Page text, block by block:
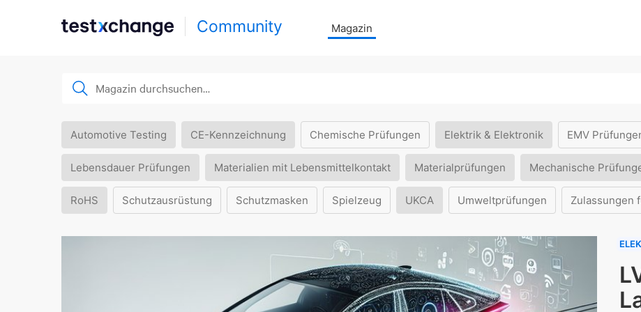
Community Magazin
Automotive Testing CE-Kennzeichnung Chemische Prüfungen Elektrik & Elektronik EMV
Lebensdauer Prüfungen Materialien mit Lebensmittelkontakt Materialprüfungen Mechanische
RoHS Schutzausrüstung Schutzmasken Spielzeug UKCA Umweltprüfungen Zulassungen